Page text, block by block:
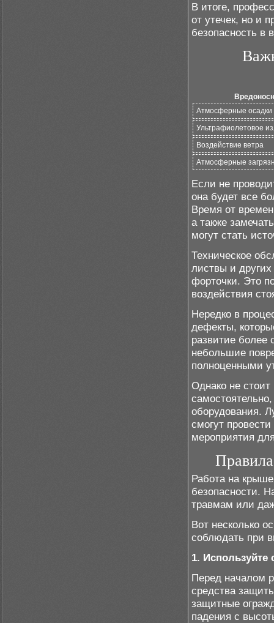
В итоге,
от утечек, но и
безопасность в
Атмосферные осадки
Ультрафиолетовое
Воздействие ветра
Атмосферные
Если не
она будет все
Время от
а также
могут стать
Техническое
листвы и других
форточки. Это
воздействия
Нередко в
дефекты,
развитие более
небольшие
полноценными
Однако не
оборудования.
смогут
мероприятия
Работа на
безопасности.
травмам или
Вот несколько
соблюдать при
1.
Перед началом
средства
защитные
падения с